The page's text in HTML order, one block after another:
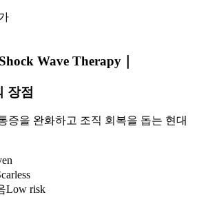
Wave Therapy｜
장점
증을 완화하고 조직 회복을 돕는 현대
Low risk